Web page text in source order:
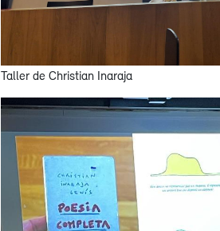
Taller de Christian Inaraja